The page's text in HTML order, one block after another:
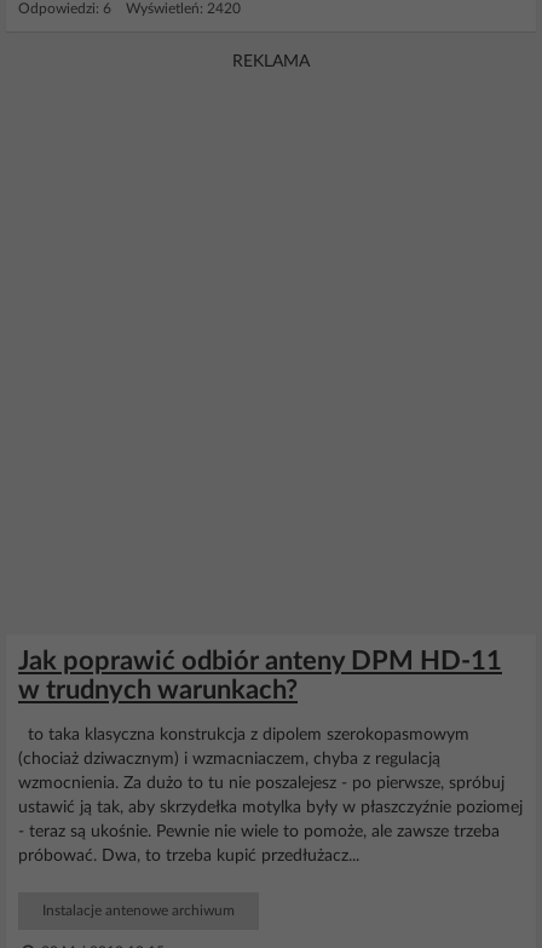
Odpowiedzi: 6 Wyświetleń: 2420
REKLAMA
Jak poprawić odbiór anteny DPM HD-11
w trudnych warunkach?
to taka klasyczna konstrukcja z dipolem szerokopasmowym
(chociaż dziwacznym) i wzmacniaczem, chyba z regulacją
wzmocnienia. Za dużo to tu nie poszalejesz - po pierwsze, spróbuj
ustawić ją tak, aby skrzydełka motylka były w płaszczyźnie poziomej
- teraz są ukośnie. Pewnie nie wiele to pomoże, ale zawsze trzeba
próbować. Dwa, to trzeba kupić przedłużacz...
Instalacje antenowe archiwum